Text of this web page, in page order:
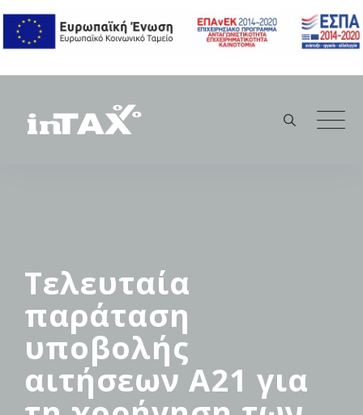
content
Τελευταία
παράταση
υποβολής
αιτήσεων Α21 για